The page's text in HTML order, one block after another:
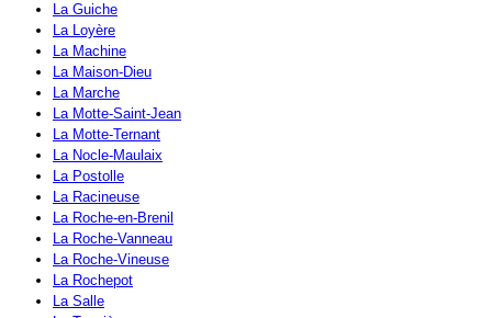
La Guiche
La Loyère
La Machine
La Maison-Dieu
La Marche
La Motte-Saint-Jean
La Motte-Ternant
La Nocle-Maulaix
La Postolle
La Racineuse
La Roche-en-Brenil
La Roche-Vanneau
La Roche-Vineuse
La Rochepot
La Salle